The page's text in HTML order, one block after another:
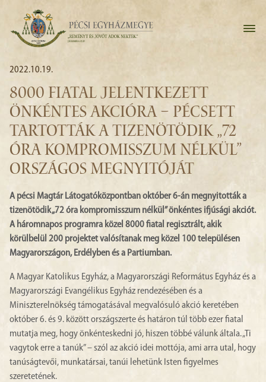
2022.10.19.
8000 FIATAL JELENTKEZETT
ÖNKÉNTES AKCIÓRA – PÉCSETT
TARTOTTÁK A TIZENÖTÖDIK „72
ÓRA KOMPROMISSZUM NÉLKÜL”
ORSZÁGOS MEGNYITÓJÁT
A pécsi Magtár Látogatóközpontban október 6-án megnyitották a
tizenötödik „72 óra kompromisszum nélkül” önkéntes ifjúsági akciót.
A háromnapos programra közel 8000 fiatal regisztrált, akik
körülbelül 200 projektet valósítanak meg közel 100 településen
Magyarországon, Erdélyben és a Partiumban.
A Magyar Katolikus Egyház, a Magyarországi Református Egyház és a
Magyarországi Evangélikus Egyház rendezésében és a
Miniszterelnökség támogatásával megvalósuló akció keretében
október 6. és 9. között országszerte és határon túl több ezer fiatal
mutatja meg, hogy önkénteskedni jó, hiszen többé válunk általa. „Ti
vagytok erre a tanúk” – szól az akció idei mottója, ami arra utal, hogy
tanúságtevői, munkatársai, tanúi lehetünk Isten figyelmes
szeretetének.